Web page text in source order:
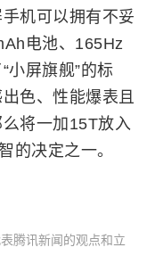
机可以拥有不妥
电池、165Hz
小屏旗舰”的标
色、性能爆表且
将一加15T放入
的决定之一。
腾讯新闻的观点和立